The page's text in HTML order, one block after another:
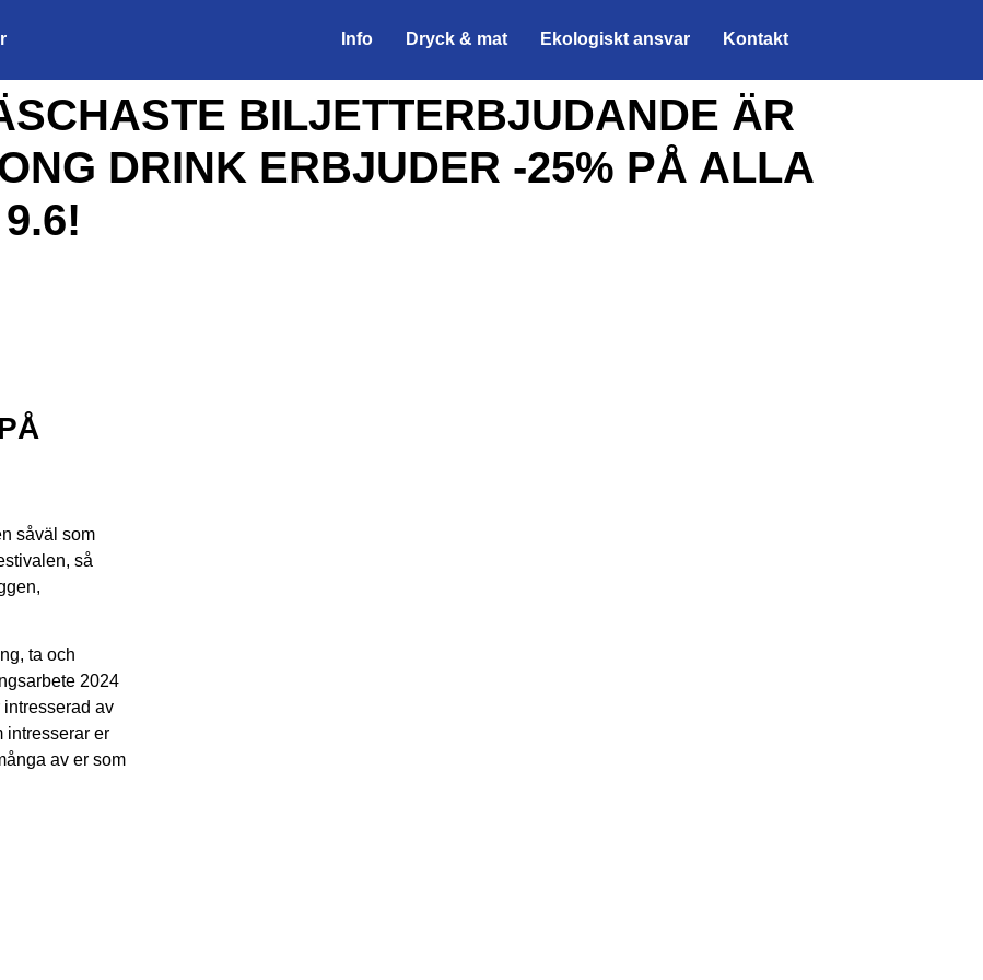
Info Dryck & mat Ekologiskt ansvar Kontakt
BILJETTERBJUDANDE ÄR
DRINK ERBJUDER -25% PÅ ALLA
såväl som
så
ta och
2024
av
intresserar er
av er som